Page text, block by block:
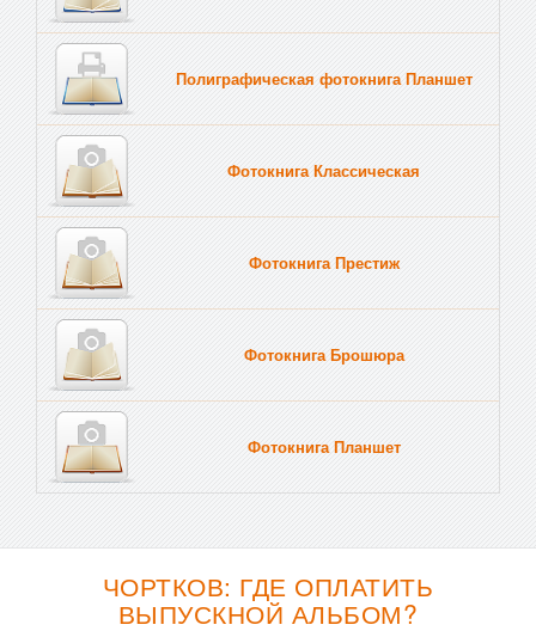
Полиграфическая фотокнига Планшет
Фотокнига Классическая
Фотокнига Престиж
Фотокнига Брошюра
Фотокнига Планшет
ЧОРТКОВ: ГДЕ ОПЛАТИТЬ
ВЫПУСКНОЙ АЛЬБОМ?